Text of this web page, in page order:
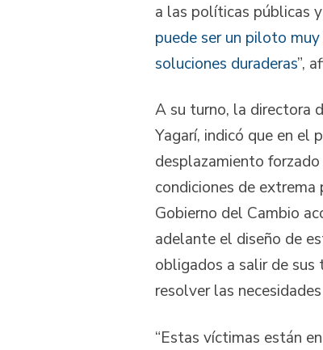
a las políticas públicas
puede ser un piloto
soluciones duraderas”,
A su turno, la directora
Yagarí, indicó que en el
desplazamiento
condiciones de
Gobierno del Cambio
adelante el diseño de
obligados a salir de
resolver las
“Estas víctimas están